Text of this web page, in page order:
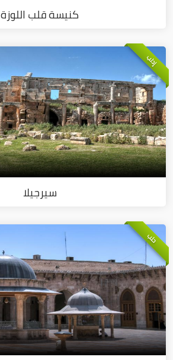
كنيسة قلب اللوزة
إدلب
سيرجيلا
حلب